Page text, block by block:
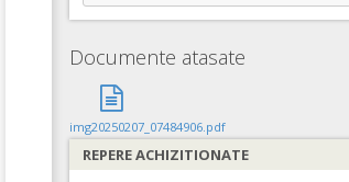
Documente atasate
img20250207_07484906.pdf
REPERE ACHIZITIONATE